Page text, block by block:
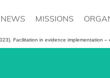
NEWS MISSIONS
Facilitation in evidence implementation